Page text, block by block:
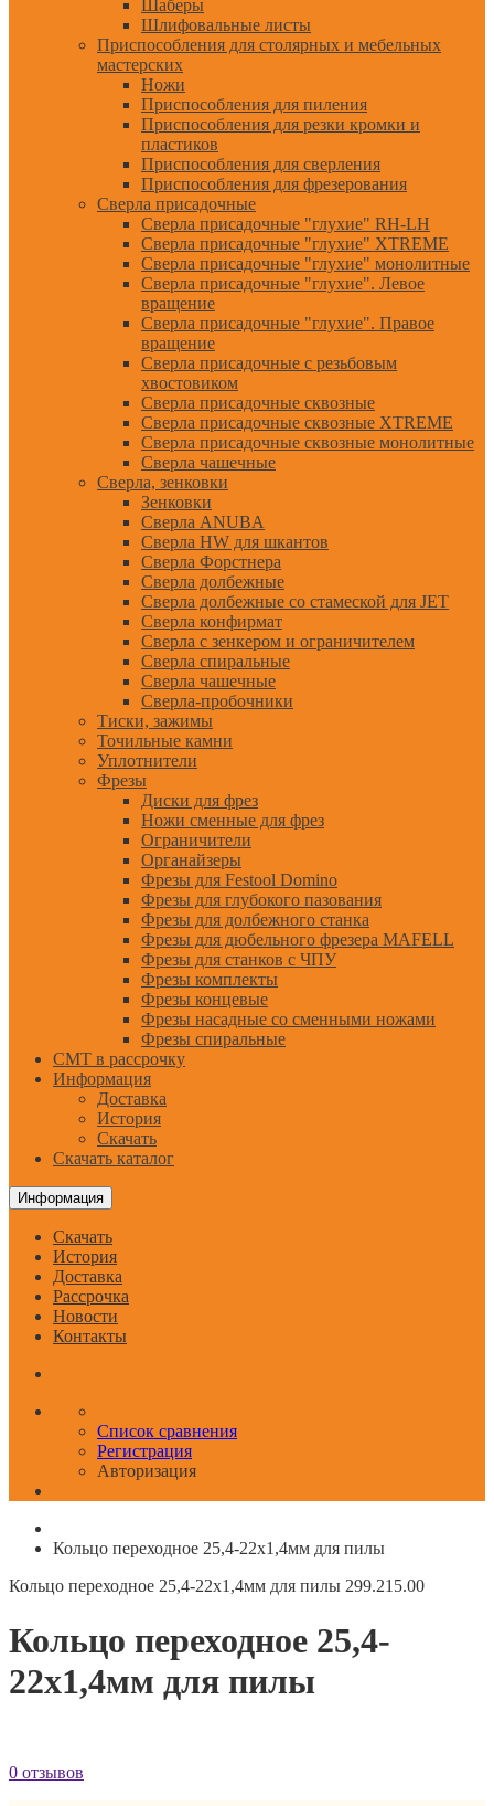
Шаберы
Шлифовальные листы
Приспособления для столярных и мебельных
мастерских
Ножи
Приспособления для пиления
Приспособления для резки кромки и
пластиков
Приспособления для сверления
Приспособления для фрезерования
Сверла присадочные
Сверла присадочные "глухие" RH-LH
Сверла присадочные "глухие" XTREME
Сверла присадочные "глухие" монолитные
Сверла присадочные "глухие". Левое
вращение
Сверла присадочные "глухие". Правое
вращение
Сверла присадочные с резьбовым
хвостовиком
Сверла присадочные сквозные
Сверла присадочные сквозные XTREME
Сверла присадочные сквозные монолитные
Сверла чашечные
Сверла, зенковки
Зенковки
Сверла ANUBA
Сверла HW для шкантов
Сверла Форстнера
Сверла долбежные
Сверла долбежные со стамеской для JET
Сверла конфирмат
Сверла с зенкером и ограничителем
Сверла спиральные
Сверла чашечные
Сверла-пробочники
Тиски, зажимы
Точильные камни
Уплотнители
Фрезы
Диски для фрез
Ножи сменные для фрез
Ограничители
Органайзеры
Фрезы для Festool Domino
Фрезы для глубокого пазования
Фрезы для долбежного станка
Фрезы для дюбельного фрезера MAFELL
Фрезы для станков с ЧПУ
Фрезы комплекты
Фрезы концевые
Фрезы насадные со сменными ножами
Фрезы спиральные
CMT в рассрочку
Информация
Доставка
История
Скачать
Скачать каталог
Информация
Скачать
История
Доставка
Рассрочка
Новости
Контакты
Список сравнения
Регистрация
Авторизация
Кольцо переходное 25,4-22x1,4мм для пилы
Кольцо переходное 25,4-22x1,4мм для пилы 299.215.00
Кольцо переходное 25,4-
22x1,4мм для пилы
0 отзывов